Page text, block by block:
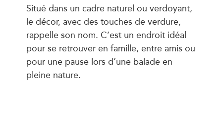
Situé dans un cadre naturel ou verdoyant,
le décor, avec des touches de verdure,
rappelle son nom. C’est un endroit idéal
pour se retrouver en famille, entre amis ou
pour une pause lors d’une balade en
pleine nature.